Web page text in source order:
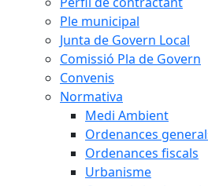
Ple municipal
Junta de Govern Local
Comissió Pla de Govern
Convenis
Normativa
Medi Ambient
Ordenances
Ordenances fiscals
Urbanisme